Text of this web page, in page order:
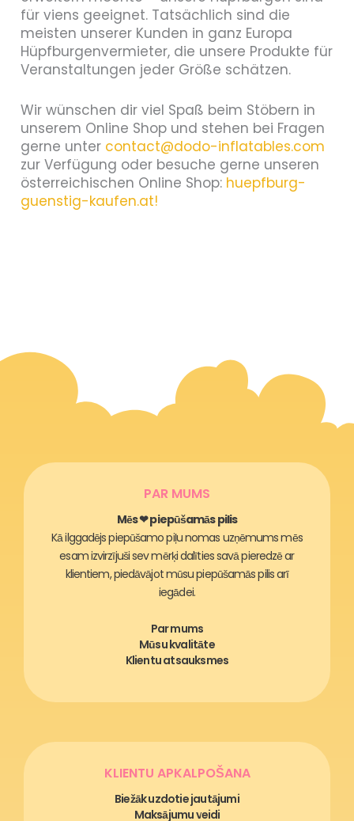
für viens geeignet. Tatsächlich sind die
meisten unserer Kunden in ganz Europa
Hüpfburgenvermieter, die unsere Produkte für
Veranstaltungen jeder Größe schätzen.
Wir wünschen dir viel Spaß beim Stöbern in
unserem Online Shop und stehen bei Fragen
gerne unter contact@dodo-inflatables.com
zur Verfügung oder besuche gerne unseren
österreichischen Online Shop: huepfburg-
guenstig-kaufen.at!
PAR MUMS
Mēs ❤ piepūšamās pilis
Kā ilggadējs piepūšamo piļu nomas uzņēmums mēs
esam izvirzījuši sev mērķi dalīties savā pieredzē ar
klientiem, piedāvājot mūsu piepūšamās pilis arī
iegādei.
Par mums
Mūsu kvalitāte
Klientu atsauksmes
KLIENTU APKALPOŠANA
Biežāk uzdotie jautājumi
Maksājumu veidi